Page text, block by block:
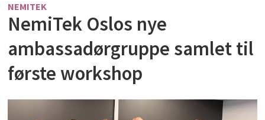
NEMITEK
NemiTek Oslos nye
ambassadørgruppe samlet til
første workshop